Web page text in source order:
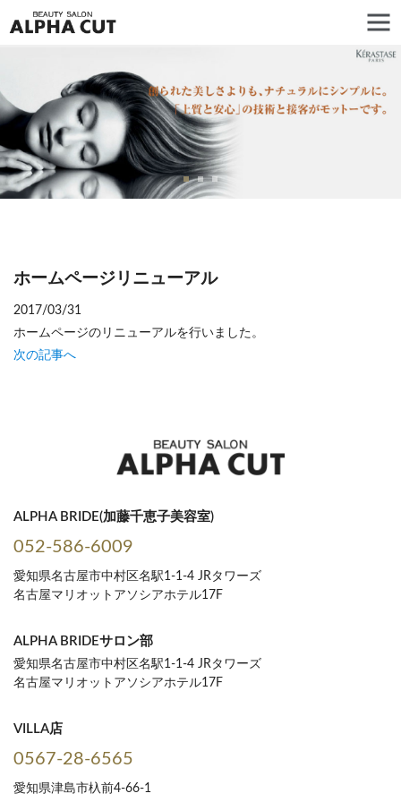
ホームページリニューアル
2017/03/31
ホームページのリニューアルを行いました。
次の記事へ
ALPHA BRIDE(加藤千恵子美容室)
052-586-6009
愛知県名古屋市中村区名駅1-1-4 JRタワーズ
名古屋マリオットアソシアホテル17F
ALPHA BRIDEサロン部
愛知県名古屋市中村区名駅1-1-4 JRタワーズ
名古屋マリオットアソシアホテル17F
VILLA店
0567-28-6565
愛知県津島市杁前4-66-1